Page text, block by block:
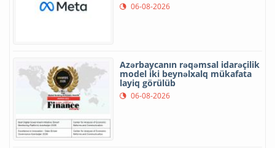
06-08-2026
Azərbaycanın rəqəmsal idarəçilik
model iki beynəlxalq mükafata
layiq görülüb
06-08-2026